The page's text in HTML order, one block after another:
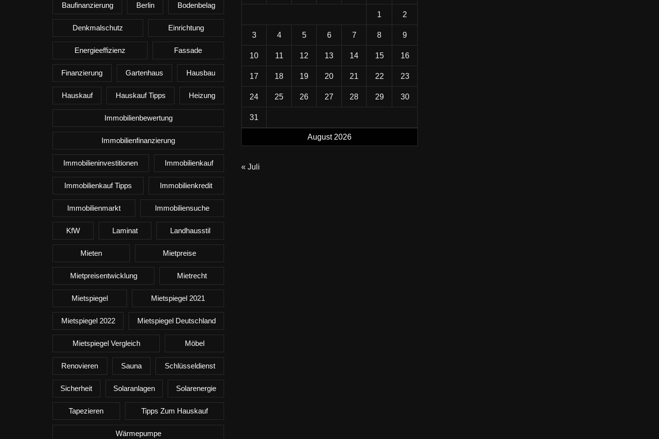
Baufinanzierung Berlin Bodenbelag
Denkmalschutz Einrichtung
Energieeffizienz Fassade
Finanzierung Gartenhaus Hausbau
Hauskauf Hauskauf Tipps Heizung
Immobilienbewertung
Immobilienfinanzierung
Immobilieninvestitionen Immobilienkauf
Immobilienkauf Tipps Immobilienkredit
Immobilienmarkt Immobiliensuche
KfW Laminat Landhausstil
Mieten Mietpreise
Mietpreisentwicklung Mietrecht
Mietspiegel Mietspiegel 2021
Mietspiegel 2022 Mietspiegel Deutschland
Mietspiegel Vergleich Möbel
Renovieren Sauna Schlüsseldienst
Sicherheit Solaranlagen Solarenergie
Tapezieren Tipps Zum Hauskauf
Wärmepumpe
August 2026
1 2
3 4 5 6 7 8 9
10 11 12 13 14 15 16
17 18 19 20 21 22 23
24 25 26 27 28 29 30
31
« Juli